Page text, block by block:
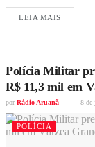
LEIA MAIS
Polícia Militar
R$ 11,3 mil em
por Rádio Aruanã 8 de
POLÍCIA